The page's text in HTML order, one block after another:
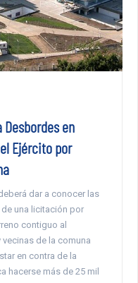
en
Ejército por
dar a conocer las
una licitación por
contiguo al
de la comuna
en contra de la
hacerse más de 25 mil